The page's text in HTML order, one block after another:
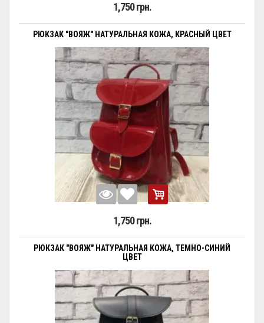
1,750 грн.
РЮКЗАК "ВОЯЖ" НАТУРАЛЬНАЯ КОЖА, КРАСНЫЙ ЦВЕТ
1,750 грн.
РЮКЗАК "ВОЯЖ" НАТУРАЛЬНАЯ КОЖА, ТЕМНО-СИНИЙ
ЦВЕТ